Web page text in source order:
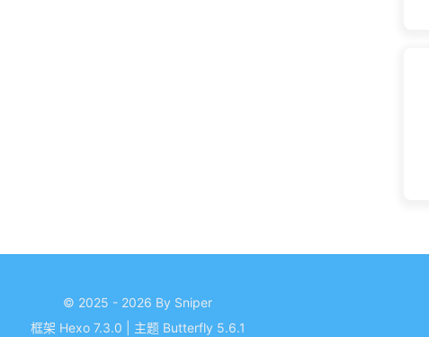
© 2025 - 2026 By Sniper
框架 Hexo 7.3.0 主题 Butterfly 5.6.1